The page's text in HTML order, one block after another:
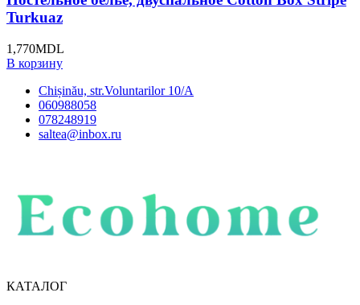
Turkuaz
1,770MDL
В корзину
Chișinău, str.Voluntarilor 10/A
060988058
078248919
saltea@inbox.ru
КАТАЛОГ